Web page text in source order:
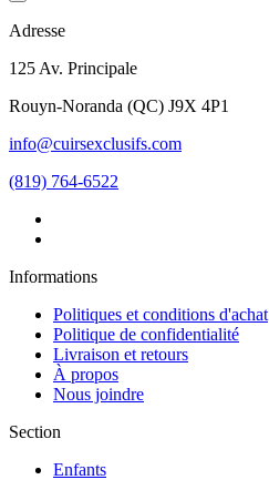
Adresse
125 Av. Principale
Rouyn-Noranda (QC) J9X 4P1
info@cuirsexclusifs.com
(819) 764-6522
Informations
Politiques et conditions d'achat
Politique de confidentialité
Livraison et retours
À propos
Nous joindre
Section
Enfants